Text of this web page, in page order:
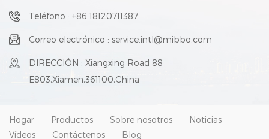
Teléfono : +86 18120711387
Correo electrónico : service.intl@mibbo.com
DIRECCIÓN : Xiangxing Road 88
E803,Xiamen,361100,China
Hogar Productos Sobre nosotros
Noticias
Vídeos
Contáctenos
Blog